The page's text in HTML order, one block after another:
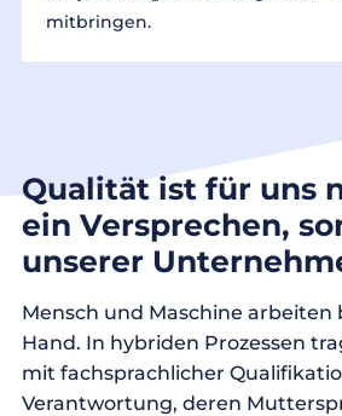
mitbringen.
Qualität ist für uns
ein Versprechen,
unserer
Mensch und Maschine arbeiten
Hand. In hybriden Prozessen
mit fachsprachlicher
Verantwortung, deren